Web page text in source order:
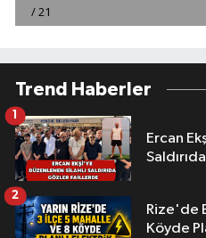
Trend Haberler
Ercan Ekşi'ye
1
Rize'de
Köyde
2